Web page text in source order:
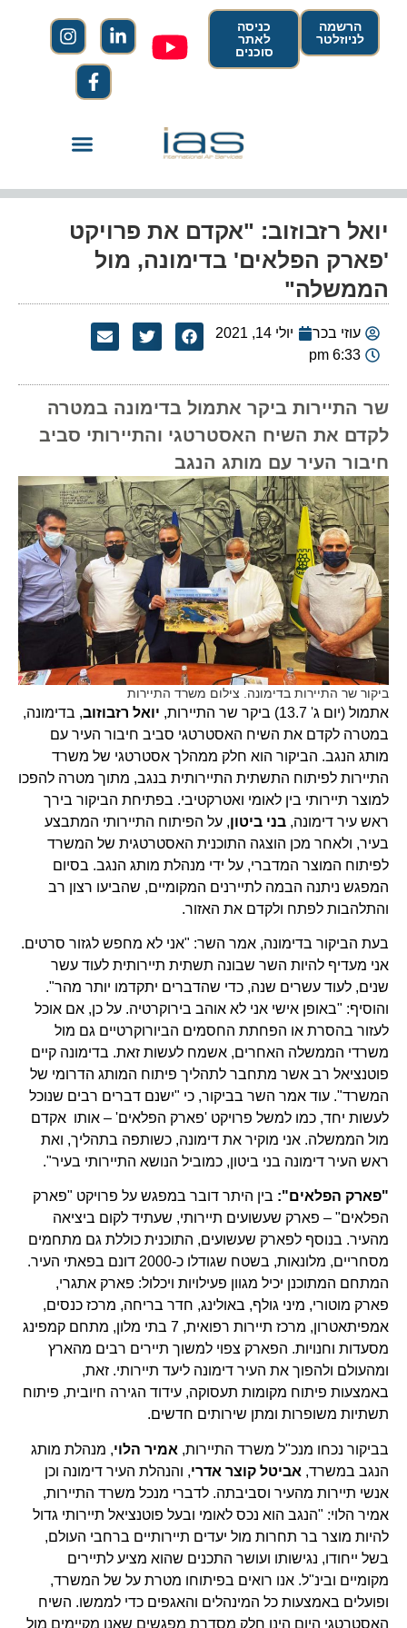
הרשמה
לניוזלטר
כניסה
לאתר
סוכנים
יואל רזבוזוב: "אקדם את פרויקט
'פארק הפלאים' בדימונה, מול
הממשלה"
עוזי בכר
יולי 14, 2021
6:33 pm
שר התיירות ביקר אתמול בדימונה במטרה
לקדם את השיח האסטרטגי והתיירותי סביב
חיבור העיר עם מותג הנגב
ביקור שר התיירות בדימונה. צילום משרד התיירות
אתמול (יום ג' 13.7) ביקר שר התיירות, יואל רזבוזוב, בדימונה,
במטרה לקדם את השיח האסטרטגי סביב חיבור העיר עם
מותג הנגב. הביקור הוא חלק ממהלך אסטרטגי של משרד
התיירות לפיתוח התשתית התיירותית בנגב, מתוך מטרה להפכו
למוצר תיירותי בין לאומי ואטרקטיבי. בפתיחת הביקור בירך
ראש עיר דימונה, בני ביטון, על הפיתוח התיירותי המתבצע
בעיר, ולאחר מכן הוצגה התוכנית האסטרטגית של המשרד
לפיתוח המוצר המדברי, על ידי מנהלת מותג הנגב. בסיום
המפגש ניתנה הבמה לתיירנים המקומיים, שהביעו רצון רב
והתלהבות לפתח ולקדם את האזור.
בעת הביקור בדימונה, אמר השר: "אני לא מחפש לגזור סרטים.
אני מעדיף להיות השר שבונה תשתית תיירותית לעוד עשר
שנים, לעוד עשרים שנה, כדי שהדברים יתקדמו יותר מהר".
והוסיף: "באופן אישי אני לא אוהב בירוקרטיה. על כן, אם אוכל
לעזור בהסרת או הפחתת החסמים הביורוקרטיים גם מול
משרדי הממשלה האחרים, אשמח לעשות זאת. בדימונה קיים
פוטנציאל רב אשר מתחבר לתהליך פיתוח המותג הדרומי של
המשרד". עוד אמר השר בביקור, כי "ישנם דברים רבים שנוכל
לעשות יחד, כמו למשל פרויקט 'פארק הפלאים' – אותו אקדם
מול הממשלה. אני מוקיר את דימונה, כשותפה בתהליך, ואת
ראש העיר דימונה בני ביטון, כמוביל הנושא התיירותי בעיר".
"פארק הפלאים": בין היתר דובר במפגש על פרויקט "פארק
הפלאים" – פארק שעשועים תיירותי, שעתיד לקום ביציאה
מהעיר. בנוסף לפארק שעשועים, התוכנית כוללת גם מתחמים
מסחריים, מלונאות, בשטח שגודלו כ-2000 דונם בפאתי העיר.
המתחם המתוכנן יכיל מגוון פעילויות ויכלול: פארק אתגרי,
פארק מוטורי, מיני גולף, באולינג, חדר בריחה, מרכז כנסים,
אמפיתאטרון, מרכז תיירות רפואית, 7 בתי מלון, מתחם קמפינג
מסעדות וחנויות. הפארק צפוי למשוך תיירים רבים מהארץ
ומהעולם ולהפוך את העיר דימונה ליעד תיירותי. זאת,
באמצעות פיתוח מקומות תעסוקה, עידוד הגירה חיובית, פיתוח
תשתיות משופרות ומתן שירותים חדשים.
בביקור נכחו מנכ"ל משרד התיירות, אמיר הלוי, מנהלת מותג
הנגב במשרד, אביטל קוצר אדרי, והנהלת העיר דימונה וכן
אנשי תיירות מהעיר וסביבתה. לדברי מנכל משרד התיירות,
אמיר הלוי: "הנגב הוא נכס לאומי ובעל פוטנציאל תיירותי גדול
להיות מוצר בר תחרות מול יעדים תיירותיים ברחבי העולם,
בשל ייחודו, נגישותו ועושר התכנים שהוא מציע לתיירים
מקומיים ובינ"ל. אנו רואים בפיתוחו מטרת על של המשרד,
ופועלים באמצעות כל המינהלים והאגפים כדי לממשו. השיח
האסטרטגי היום הינו חלק מסדרת מפגשים שאנו מקיימים מול